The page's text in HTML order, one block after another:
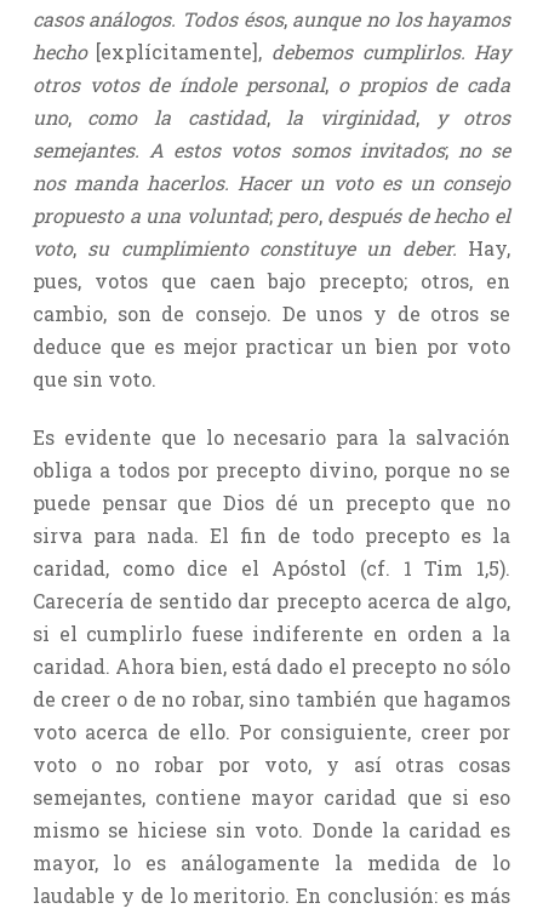
casos análogos. Todos ésos,aunque no los hayamos
hecho [explícitamente], debemos cumplirlos. Hay
otros votos de índole personal, o propios de cada
uno,como la castidad,la virginidad,y otros
semejantes. A estos votos somos invitados;no se
nos manda hacerlos. Hacer un voto es un consejo
propuesto a una voluntad;pero,después de hecho el
voto,su cumplimiento constituye un deber. Hay,
pues, votos que caen bajo precepto; otros, en
cambio, son de consejo. De unos y de otros se
deduce que es mejor practicar un bien por voto
que sin voto.
Es evidente que lo necesario para la salvación
obliga a todos por precepto divino, porque no se
puede pensar que Dios dé un precepto que no
sirva para nada. El fin de todo precepto es la
caridad, como dice el Apóstol (cf. 1 Tim 1,5).
Carecería de sentido dar precepto acerca de algo,
si el cumplirlo fuese indiferente en orden a la
caridad. Ahora bien, está dado el precepto no sólo
de creer o de no robar, sino también que hagamos
voto acerca de ello. Por consiguiente, creer por
voto o no robar por voto, y así otras cosas
semejantes, contiene mayor caridad que si eso
mismo se hiciese sin voto. Donde la caridad es
mayor, lo es análogamente la medida de lo
laudable y de lo meritorio. En conclusión: es más